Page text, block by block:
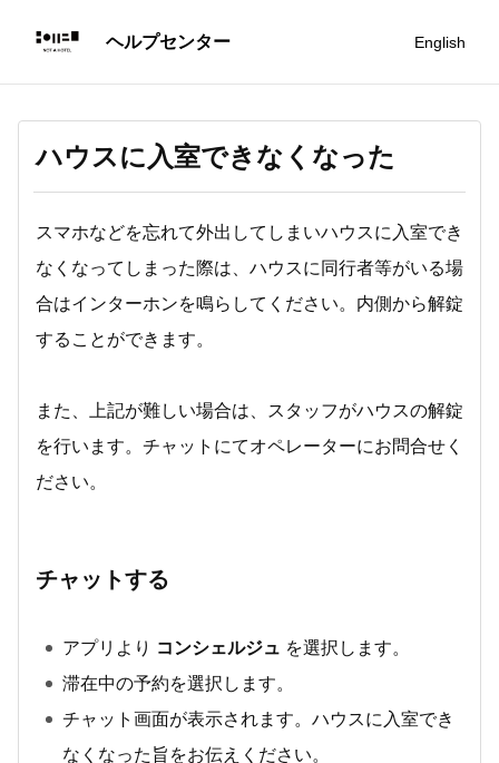
English
ハウスに入室できなくなった
スマホなどを忘れて外出してしまいハウスに入室でき
なくなってしまった際は、ハウスに同行者等がいる場
合はインターホンを鳴らしてください。内側から解錠
することができます。
また、上記が難しい場合は、スタッフがハウスの解錠
を行います。チャットにてオペレーターにお問合せく
ださい。
チャットする
アプリより コンシェルジュ を選択します。
滞在中の予約を選択します。
チャット画面が表示されます。ハウスに入室でき
なくなった旨をお伝えください。